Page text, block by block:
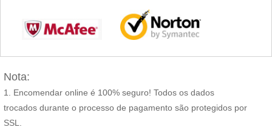
Nota:
Encomendar online é 100% seguro! Todos os dados
trocados durante o processo de pagamento são protegidos por
SSL.